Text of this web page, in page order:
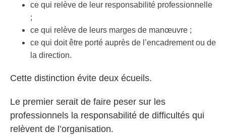
ce qui relève de leur responsabilité professionnelle
;
ce qui relève de leurs marges de manœuvre ;
ce qui doit être porté auprès de l’encadrement ou de
la direction.
Cette distinction évite deux écueils.
Le premier serait de faire peser sur les
professionnels la responsabilité de difficultés qui
relèvent de l’organisation.